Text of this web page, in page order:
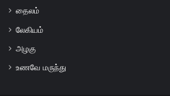
தைலம்
லேகியம்
அழகு
உணவே மருந்து